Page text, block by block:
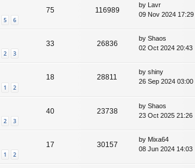
5 6
75 116989
by
Lavr
09 Nov 2024 17:29
2 3
33 26836
by Shaos
02 Oct 2024 20:43
1 2
18 28811
by shiny
26 Sep 2024 03:00
2 3
40 23738
by Shaos
23 Oct 2025 21:26
1 2
17 30157
by Mixa64
08 Jun 2024 14:03